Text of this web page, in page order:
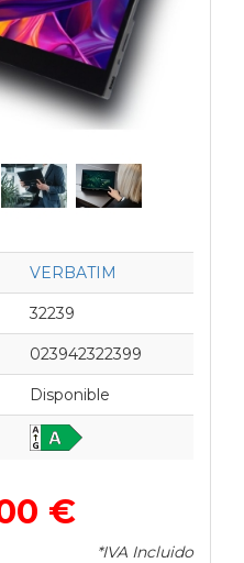
VERBATIM
32239
023942322399
Disponible
€
*IVA Incluido